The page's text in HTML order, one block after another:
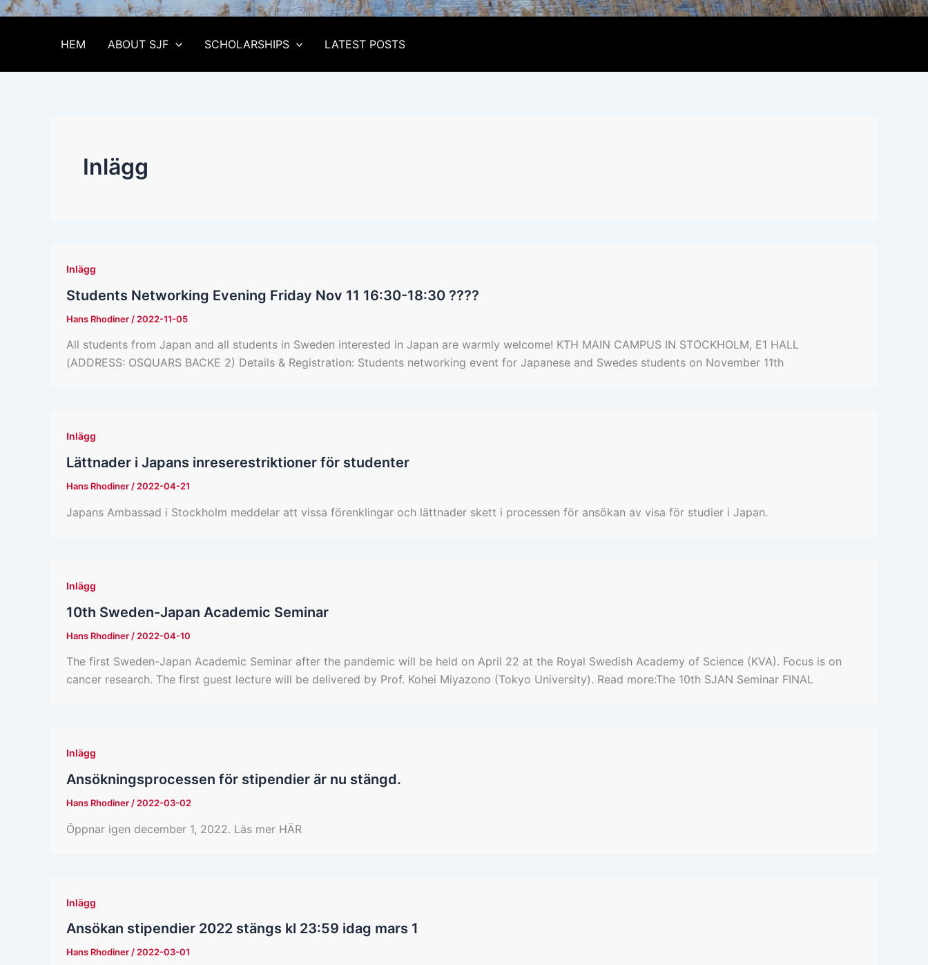
HEM ABOUT SJF SCHOLARSHIPS LATEST POSTS
Inlägg
Inlägg
Students Networking Evening Friday Nov 11 16:30-18:30 ????
Hans Rhodiner / 2022-11-05
All students from Japan and all students in Sweden interested in Japan are warmly welcome! KTH MAIN CAMPUS IN STOCKHOLM, E1 HALL
(ADDRESS: OSQUARS BACKE 2) Details & Registration: Students networking event for Japanese and Swedes students on November 11th
Inlägg
Lättnader i Japans inreserestriktioner för studenter
Hans Rhodiner / 2022-04-21
Japans Ambassad i Stockholm meddelar att vissa förenklingar och lättnader skett i processen för ansökan av visa för studier i Japan.
Inlägg
10th Sweden-Japan Academic Seminar
Hans Rhodiner / 2022-04-10
The first Sweden-Japan Academic Seminar after the pandemic will be held on April 22 at the Royal Swedish Academy of Science (KVA). Focus is on
cancer research. The first guest lecture will be delivered by Prof. Kohei Miyazono (Tokyo University). Read more:The 10th SJAN Seminar FINAL
Inlägg
Ansökningsprocessen för stipendier är nu stängd.
Hans Rhodiner / 2022-03-02
Öppnar igen december 1, 2022. Läs mer HÄR
Inlägg
Ansökan stipendier 2022 stängs kl 23:59 idag mars 1
Hans Rhodiner/2022-03-01